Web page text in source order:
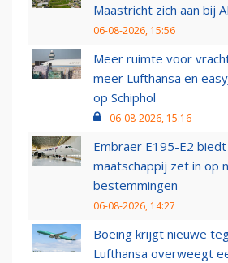
Maastricht zich aan bij
06-08-2026, 15:56
Meer ruimte voor
meer Lufthansa en
op Schiphol
06-08-2026, 15:16
Embraer E195-E2 biedt
maatschappij zet in op
bestemmingen
06-08-2026, 14:27
Boeing krijgt nieuwe
Lufthansa overweegt